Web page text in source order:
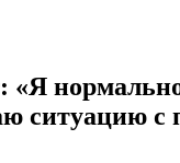
«Я
ситуацию с